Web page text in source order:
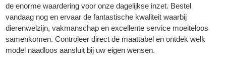
de enorme waardering voor onze dagelijkse inzet. Bestel
vandaag nog en ervaar de fantastische kwaliteit waarbij
dierenwelzijn, vakmanschap en excellente service moeiteloos
samenkomen. Controleer direct de maattabel en ontdek welk
model naadloos aansluit bij uw eigen wensen.